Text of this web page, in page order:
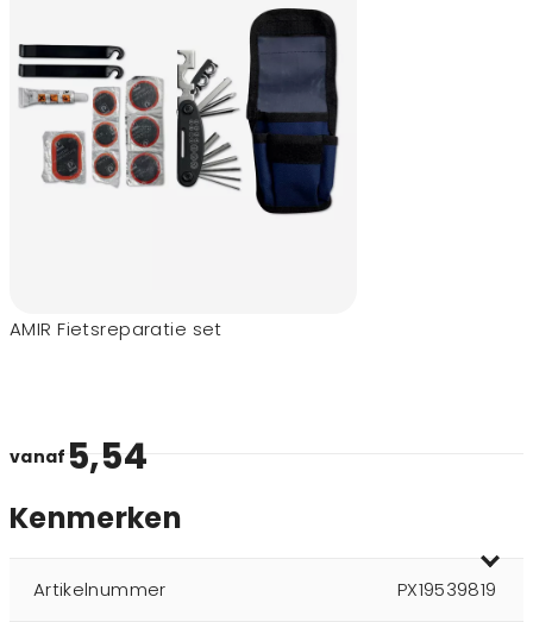
AMIR Fietsreparatie set
vanaf 5,54
Kenmerken
Artikelnummer PX19539819